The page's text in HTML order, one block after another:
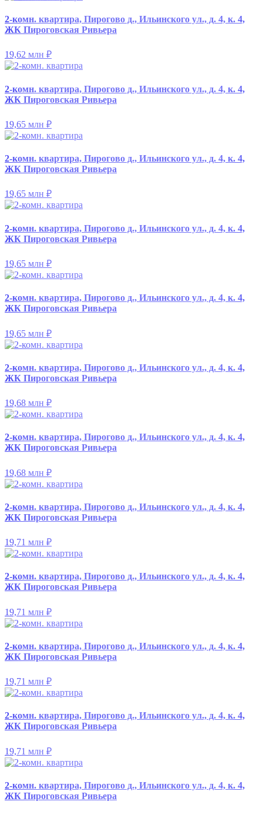
2-комн. квартира, Пирогово д., Ильинского ул., д. 4, к. 4,
ЖК Пироговская Ривьера
19,62 млн ₽
2-комн. квартира, Пирогово д., Ильинского ул., д. 4, к. 4,
ЖК Пироговская Ривьера
19,65 млн ₽
2-комн. квартира, Пирогово д., Ильинского ул., д. 4, к. 4,
ЖК Пироговская Ривьера
19,65 млн ₽
2-комн. квартира, Пирогово д., Ильинского ул., д. 4, к. 4,
ЖК Пироговская Ривьера
19,65 млн ₽
2-комн. квартира, Пирогово д., Ильинского ул., д. 4, к. 4,
ЖК Пироговская Ривьера
19,65 млн ₽
2-комн. квартира, Пирогово д., Ильинского ул., д. 4, к. 4,
ЖК Пироговская Ривьера
19,68 млн ₽
2-комн. квартира, Пирогово д., Ильинского ул., д. 4, к. 4,
ЖК Пироговская Ривьера
19,68 млн ₽
2-комн. квартира, Пирогово д., Ильинского ул., д. 4, к. 4,
ЖК Пироговская Ривьера
19,71 млн ₽
2-комн. квартира, Пирогово д., Ильинского ул., д. 4, к. 4,
ЖК Пироговская Ривьера
19,71 млн ₽
2-комн. квартира, Пирогово д., Ильинского ул., д. 4, к. 4,
ЖК Пироговская Ривьера
19,71 млн ₽
2-комн. квартира, Пирогово д., Ильинского ул., д. 4, к. 4,
ЖК Пироговская Ривьера
19,71 млн ₽
2-комн. квартира, Пирогово д., Ильинского ул., д. 4, к. 4,
ЖК Пироговская Ривьера